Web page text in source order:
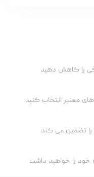
را کاهش دهید
معتبر انتخاب کنید
را تضمین می کند
را خواهید داشت